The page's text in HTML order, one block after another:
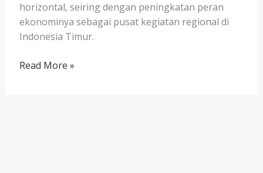
horizontal, seiring dengan peningkatan peran
ekonominya sebagai pusat kegiatan regional di
Indonesia Timur.
Read More »